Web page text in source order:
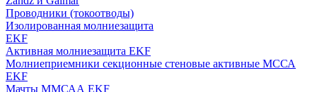
Проводники (токоотводы)
Изолированная молниезащита
EKF
Активная молниезащита EKF
Молниеприемники секционные стеновые активные МССА
EKF
Мачты ММСАА EKF